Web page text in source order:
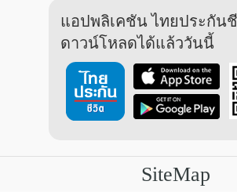
แอปพลิเคชัน ไทยประกัน
ดาวน์โหลดได้แล้ววันนี้
SiteMap